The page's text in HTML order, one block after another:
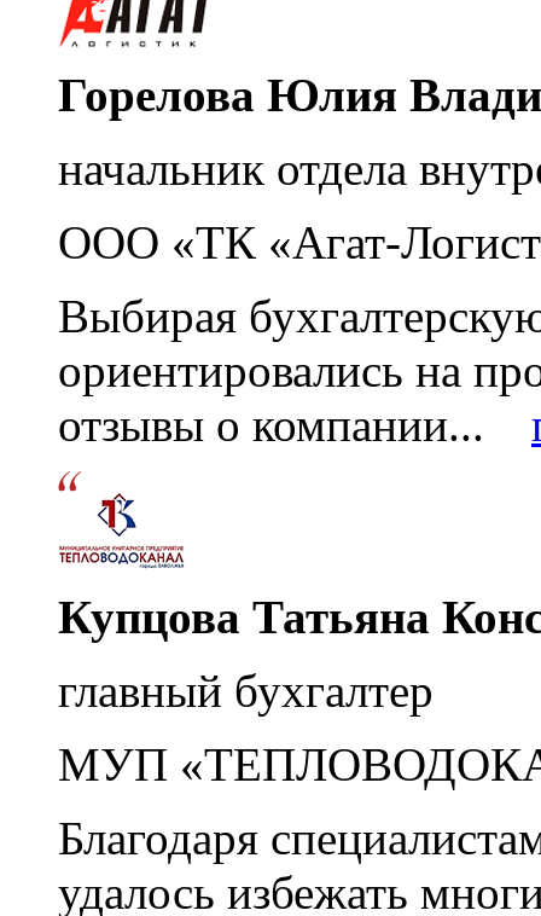
Горелова Юлия
начальник отдела
ООО «ТК «Агат-
Выбирая
ориентировались на
отзывы о компании...
Купцова Татьяна
главный бухгалтер
МУП
Благодаря
удалось избежать